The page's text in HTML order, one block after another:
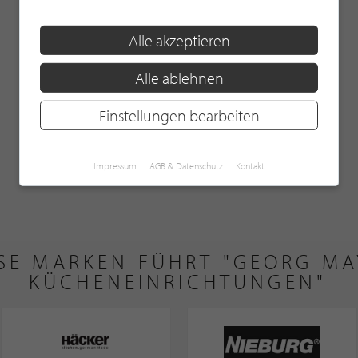
KUNDENBEWERTUNGEN
MARKEN FÜHRT "GEORG
KÜCHENEINRICHTUNGEN"
Alle akzeptieren
Alle ablehnen
Einstellungen bearbeiten
Impressum AGB & Datenschutz Kontakt